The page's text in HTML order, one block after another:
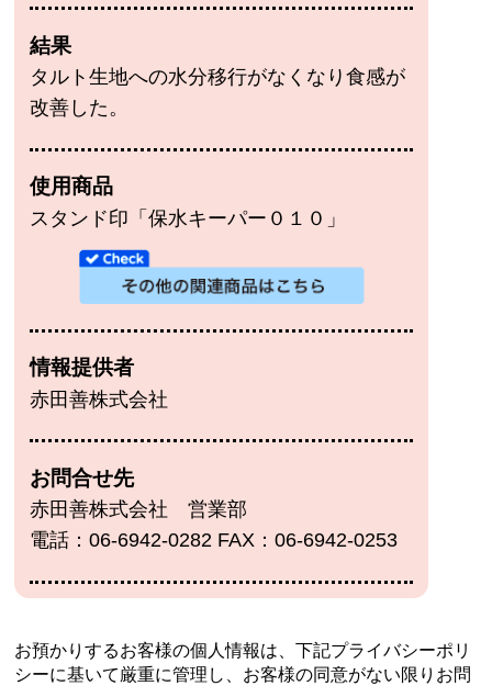
結果
タルト生地への水分移行がなくなり食感が
改善した。
使用商品
スタンド印「保水キーパー０１０」
情報提供者
赤田善株式会社
お問合せ先
赤田善株式会社 営業部
電話：06-6942-0282 FAX：06-6942-0253
お預かりするお客様の個人情報は、下記プライバシーポリ
シーに基いて厳重に管理し、 お客様の同意がない限りお問